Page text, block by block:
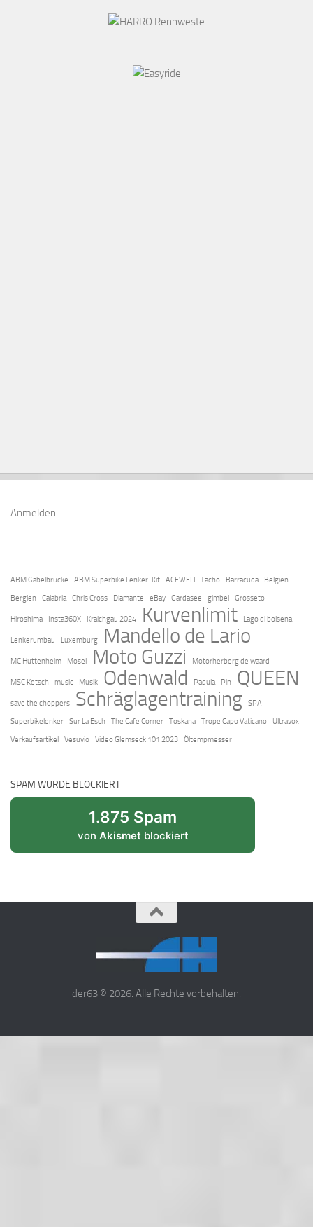
Anmelden
ABM Gabelbrücke ABM Superbike Lenker-Kit ACEWELL-Tacho Barracuda
Belgien
Berglen
Calabria Chris Cross Diamante eBay Gardasee gimbel Grosseto
Hiroshima Insta360X Kraichgau 2024 Kurvenlimit Lago di bolsena
Lenkerumbau Luxemburg Mandello de Lario
MC Huttenheim Mosel Moto Guzzi Motorherberg de waard
MSC Ketsch music Musik Odenwald Padula Pin QUEEN
save the choppers Schräglagentraining
SPA
Superbikelenker
Sur La Esch The Cafe Corner Toskana Trope Capo Vaticano
Ultravox
Verkaufsartikel
Vesuvio Video Glemseck 101 2023 Öltempmesser
SPAM WURDE BLOCKIERT
1.875 Spam
von Akismet blockiert
der63 © 2026. Alle Rechte vorbehalten.